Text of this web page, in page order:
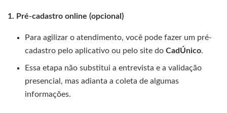
1. Pré-cadastro online (opcional)
Para agilizar o atendimento, você pode fazer um pré-
cadastro pelo aplicativo ou pelo site doCadÚnico.
Essa etapa não substitui a entrevista e a validação
presencial, mas adianta a coleta de algumas
informações.